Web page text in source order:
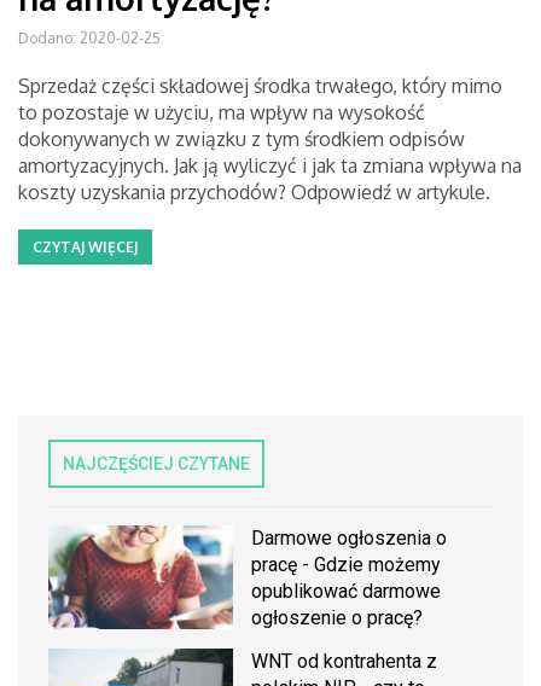
Dodano: 2020-02-25
Sprzedaż części składowej środka trwałego, który mimo
to pozostaje w użyciu, ma wpływ na wysokość
dokonywanych w związku z tym środkiem odpisów
amortyzacyjnych. Jak ją wyliczyć i jak ta zmiana wpływa na
koszty uzyskania przychodów? Odpowiedź w artykule.
CZYTAJ WIĘCEJ
NAJCZĘŚCIEJ CZYTANE
Darmowe ogłoszenia o
pracę - Gdzie możemy
opublikować darmowe
ogłoszenie o pracę?
WNT od kontrahenta z